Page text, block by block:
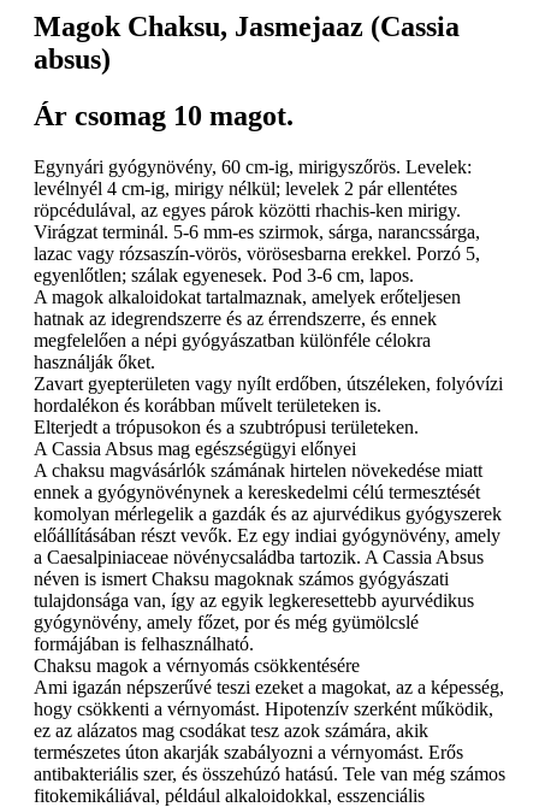
Magok Chaksu, Jasmejaaz (Cassia
absus)
Ár csomag 10 magot.
Egynyári gyógynövény, 60 cm-ig, mirigyszőrös. Levelek:
levélnyél 4 cm-ig, mirigy nélkül; levelek 2 pár ellentétes
röpcédulával, az egyes párok közötti rhachis-ken mirigy.
Virágzat terminál. 5-6 mm-es szirmok, sárga, narancssárga,
lazac vagy rózsaszín-vörös, vörösesbarna erekkel. Porzó 5,
egyenlőtlen; szálak egyenesek. Pod 3-6 cm, lapos.
A magok alkaloidokat tartalmaznak, amelyek erőteljesen
hatnak az idegrendszerre és az érrendszerre, és ennek
megfelelően a népi gyógyászatban különféle célokra
használják őket.
Zavart gyepterületen vagy nyílt erdőben, útszéleken, folyóvízi
hordalékon és korábban művelt területeken is.
Elterjedt a trópusokon és a szubtrópusi területeken.
A Cassia Absus mag egészségügyi előnyei
A chaksu magvásárlók számának hirtelen növekedése miatt
ennek a gyógynövénynek a kereskedelmi célú termesztését
komolyan mérlegelik a gazdák és az ajurvédikus gyógyszerek
előállításában részt vevők. Ez egy indiai gyógynövény, amely
a Caesalpiniaceae növénycsaládba tartozik. A Cassia Absus
néven is ismert Chaksu magoknak számos gyógyászati ​​
tulajdonsága van, így az egyik legkeresettebb ayurvédikus
gyógynövény, amely főzet, por és még gyümölcslé
formájában is felhasználható.
Chaksu magok a vérnyomás csökkentésére
Ami igazán népszerűvé teszi ezeket a magokat, az a képesség,
hogy csökkenti a vérnyomást. Hipotenzív szerként működik,
ez az alázatos mag csodákat tesz azok számára, akik
természetes úton akarják szabályozni a vérnyomást. Erős
antibakteriális szer, és összehúzó hatású. Tele van még számos
fitokemikáliával, például alkaloidokkal, esszenciális